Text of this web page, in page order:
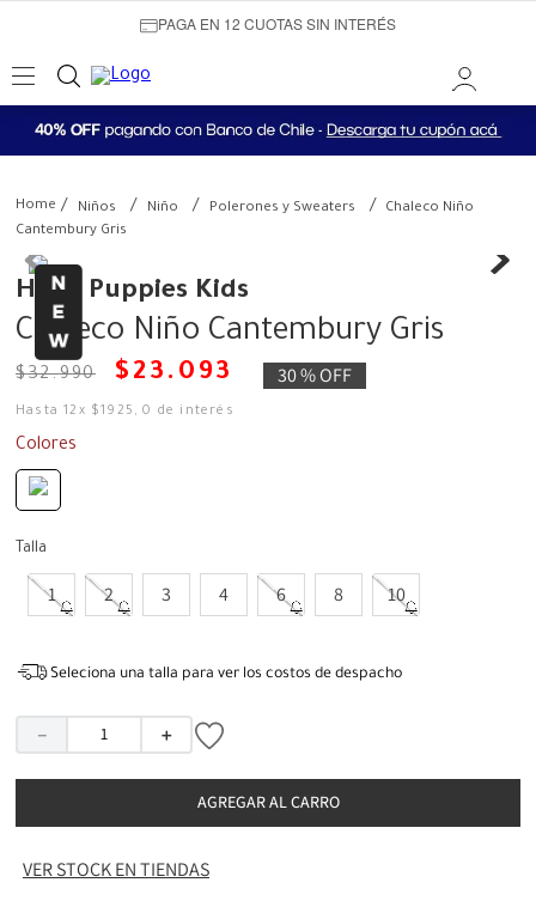
PAGA EN 12 CUOTAS SIN INTERÉS
Niños Niño Polerones y Sweaters
Chaleco Niño
Cantembury Gris
Hush Puppies Kids
Chaleco Niño Cantembury Gris
$32.990 $ 23 . 093 30 %OFF
Hasta12 x $1925 ,0 de interés
Colores
Talla
1 2 3 4 6 8 10
Seleciona una talla para ver los costos de despacho
＋
－
AGREGAR AL CARRO
VER STOCK EN TIENDAS